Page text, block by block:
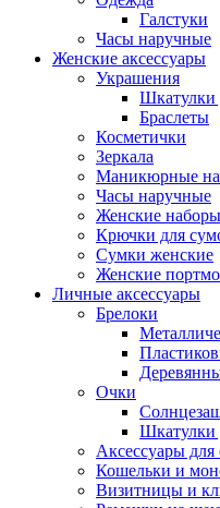
Галстуки
Часы наручные
Женские аксессуары
Украшения
Шкатулки
Браслеты
Косметички
Зеркала
Маникюрные
Часы наручные
Женские наборы
Крючки для
Сумки женские
Женские
Личные аксессуары
Брелоки
Очки
Шкатулки
Аксессуары
Кошельки и
Визитницы и